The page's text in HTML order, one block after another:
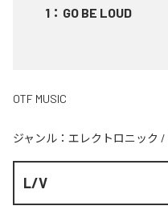
1 ： GO BE LOUD
OTF MUSIC
ジャンル： エレクトロニック /
L/V